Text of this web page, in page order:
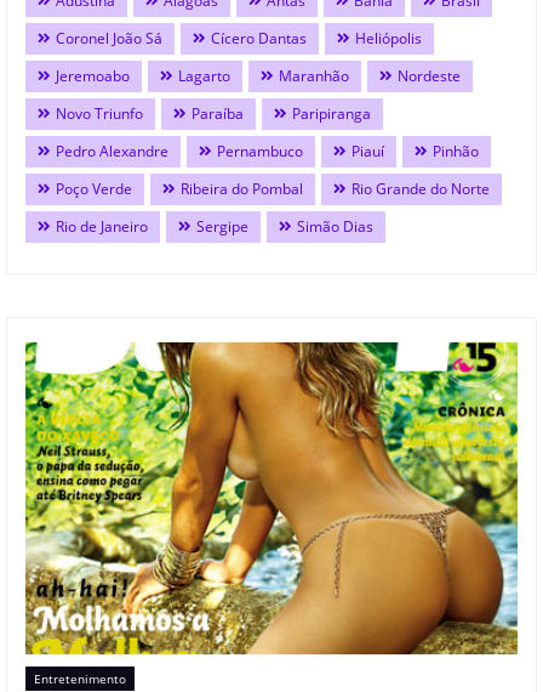
Coronel João Sá
Cícero Dantas
Heliópolis
Jeremoabo
Lagarto Maranhão
Nordeste
Novo Triunfo
Paraíba
Paripiranga
Pedro Alexandre
Pernambuco Piauí
Pinhão
Poço Verde
Ribeira do Pombal
Rio Grande do Norte
Rio de Janeiro
Sergipe Simão Dias
Entretenimento